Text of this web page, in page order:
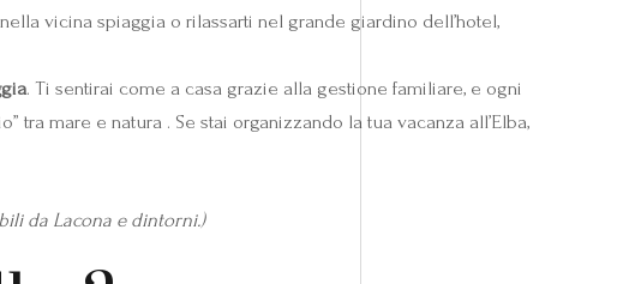
vicina spiaggia o rilassarti nel grande giardino dell’hotel,
. Ti sentirai come a casa grazie alla gestione familiare, e ogni
mare e natura . Se stai organizzando la tua vacanza all’Elba,
da Lacona e dintorni.)